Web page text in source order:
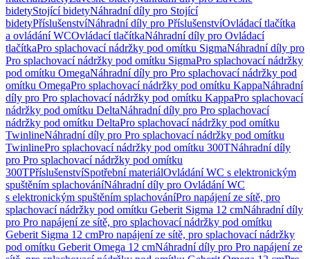
bidetyStojící bidetyNáhradní díly pro Stojící
bidetyPříslušenstvíNáhradní díly pro PříslušenstvíOvládací tlačítka
a ovládání WCOvládací tlačítkaNáhradní díly pro Ovládací
tlačítkaPro splachovací nádržky pod omítku SigmaNáhradní díly pro
Pro splachovací nádržky pod omítku SigmaPro splachovací nádržky
pod omítku OmegaNáhradní díly pro Pro splachovací nádržky pod
omítku OmegaPro splachovací nádržky pod omítku KappaNáhradní
díly pro Pro splachovací nádržky pod omítku KappaPro splachovací
nádržky pod omítku DeltaNáhradní díly pro Pro splachovací
nádržky pod omítku DeltaPro splachovací nádržky pod omítku
TwinlineNáhradní díly pro Pro splachovací nádržky pod omítku
TwinlinePro splachovací nádržky pod omítku 300TNáhradní díly
pro Pro splachovací nádržky pod omítku
300TPříslušenstvíSpotřební materiálOvládání WC s elektronickým
spuštěním splachováníNáhradní díly pro Ovládání WC
s elektronickým spuštěním splachováníPro napájení ze sítě, pro
splachovací nádržky pod omítku Geberit Sigma 12 cmNáhradní díly
pro Pro napájení ze sítě, pro splachovací nádržky pod omítku
Geberit Sigma 12 cmPro napájení ze sítě, pro splachovací nádržky
pod omítku Geberit Omega 12 cmNáhradní díly pro Pro napájení ze